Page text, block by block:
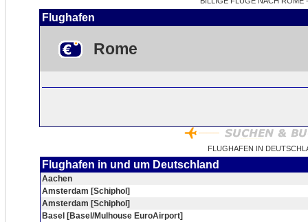
Flughafen
Rome
FLUGHAFEN IN
Flughafen in und um Deutschland
Aachen
Amsterdam [Schiphol]
Amsterdam [Schiphol]
Basel [Basel/Mulhouse EuroAirport]